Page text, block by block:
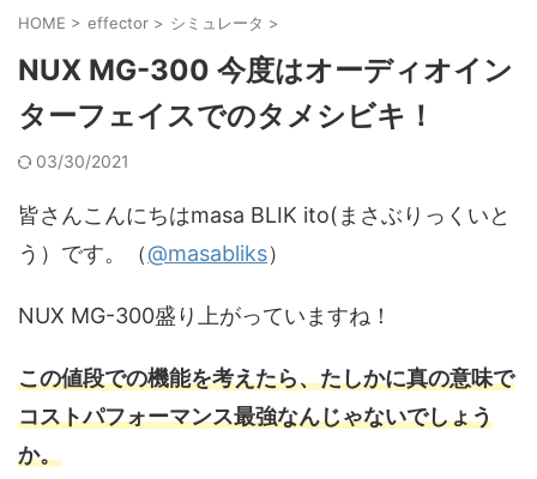
HOME > effector > シミュレータ >
NUX MG-300 今度はオーディオイン
ターフェイスでのタメシビキ！
03/30/2021
皆さんこんにちはmasa BLIK ito(まさぶりっくいと
う）です。（@masabliks）
NUX MG-300盛り上がっていますね！
この値段での機能を考えたら、たしかに真の意味で
コストパフォーマンス最強なんじゃないでしょう
か。